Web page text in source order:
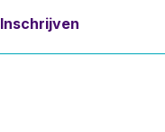
Inschrijven